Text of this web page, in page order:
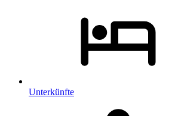
Unterkünfte